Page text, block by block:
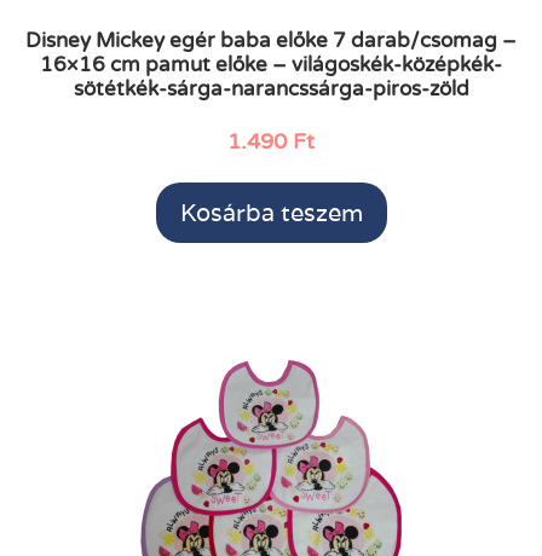
Disney Mickey egér baba előke 7 darab/csomag –
16×16 cm pamut előke – világoskék-középkék-
sötétkék-sárga-narancssárga-piros-zöld
1.490 Ft
Kosárba teszem